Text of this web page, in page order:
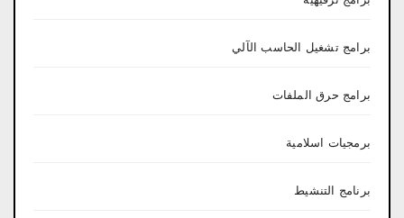
برامج تشغيل الحاسب الآلي
برامج حرق الملفات
برمجيات اسلامية
برنامج التنشيط